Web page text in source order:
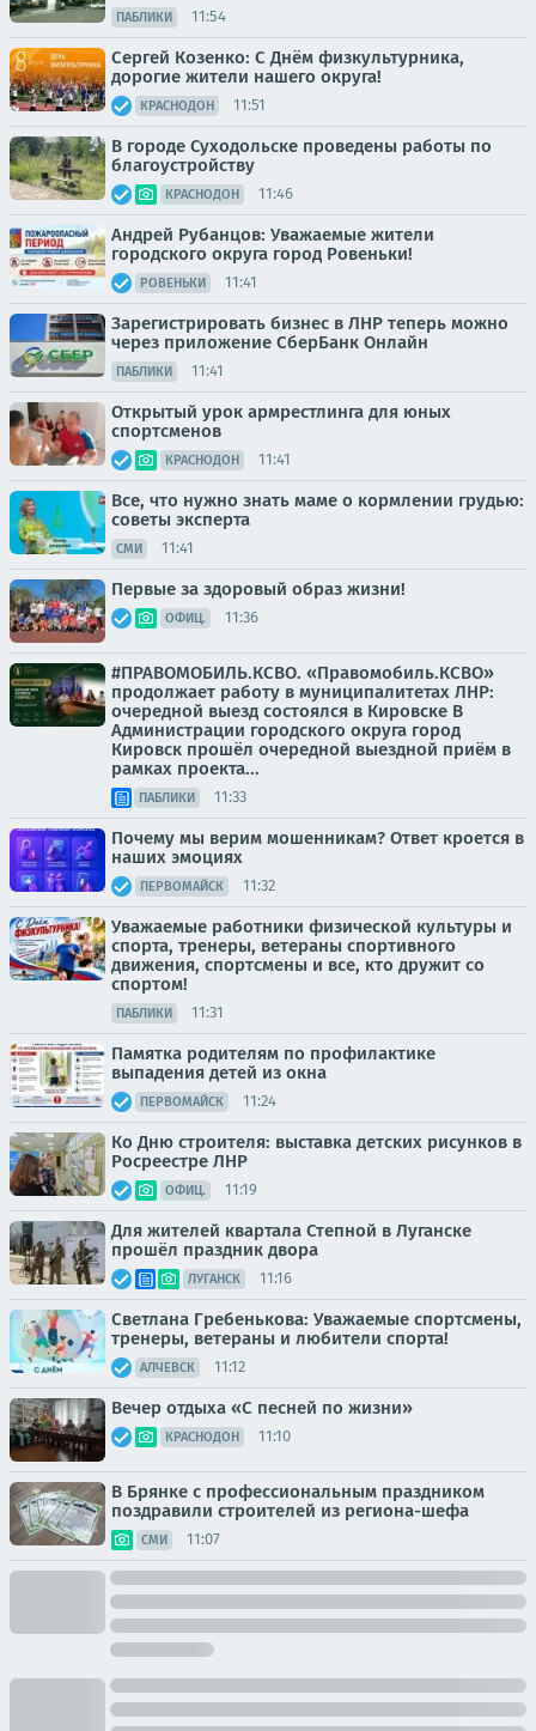
ПАБЛИКИ 11:54
Сергей Козенко: С Днём физкультурника,
дорогие жители нашего округа!
КРАСНОДОН 11:51
В городе Суходольске проведены работы по
благоустройству
КРАСНОДОН 11:46
Андрей Рубанцов: Уважаемые жители
городского округа город Ровеньки!
РОВЕНЬКИ 11:41
Зарегистрировать бизнес в ЛНР теперь можно
через приложение СберБанк Онлайн
ПАБЛИКИ 11:41
Открытый урок армрестлинга для юных
спортсменов
КРАСНОДОН 11:41
Все, что нужно знать маме о кормлении грудью:
советы эксперта
СМИ 11:41
Первые за здоровый образ жизни!
ОФИЦ. 11:36
#ПРАВОМОБИЛЬ.КСВО. «Правомобиль.КСВО»
продолжает работу в муниципалитетах ЛНР:
очередной выезд состоялся в Кировске В
Администрации городского округа город
Кировск прошёл очередной выездной приём в
рамках проекта...
ПАБЛИКИ 11:33
Почему мы верим мошенникам? Ответ кроется в
наших эмоциях
ПЕРВОМАЙСК 11:32
Уважаемые работники физической культуры и
спорта, тренеры, ветераны спортивного
движения, спортсмены и все, кто дружит со
спортом!
ПАБЛИКИ 11:31
Памятка родителям по профилактике
выпадения детей из окна
ПЕРВОМАЙСК 11:24
Ко Дню строителя: выставка детских рисунков в
Росреестре ЛНР
ОФИЦ. 11:19
Для жителей квартала Степной в Луганске
прошёл праздник двора
ЛУГАНСК 11:16
Светлана Гребенькова: Уважаемые спортсмены,
тренеры, ветераны и любители спорта!
АЛЧЕВСК 11:12
Вечер отдыха «С песней по жизни»
КРАСНОДОН 11:10
В Брянке с профессиональным праздником
поздравили строителей из региона-шефа
СМИ 11:07